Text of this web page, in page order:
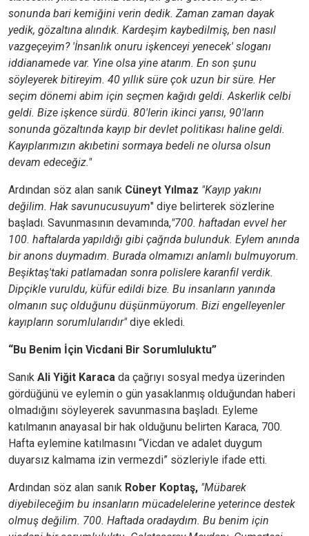
sonunda bari kemiğini verin dedik. Zaman zaman dayak
yedik, gözaltına alındık. Kardeşim kaybedilmiş, ben nasıl
vazgeçeyim? 'İnsanlık onuru işkenceyi yenecek' sloganı
iddianamede var. Yine olsa yine atarım. En son şunu
söyleyerek bitireyim. 40 yıllık süre çok uzun bir süre. Her
seçim dönemi abim için seçmen kağıdı geldi. Askerlik celbi
geldi. Bize işkence sürdü. 80'lerin ikinci yarısı, 90'ların
sonunda gözaltında kayıp bir devlet politikası haline geldi.
Kayıplarımızın akıbetini sormaya bedeli ne olursa olsun
devam edeceğiz."
Ardından söz alan sanık Cüneyt Yılmaz "Kayıp yakını
değilim. Hak savunucusuyum" diye belirterek sözlerine
başladı. Savunmasının devamında,"700. haftadan evvel her
100. haftalarda yapıldığı gibi çağrıda bulunduk. Eylem anında
bir anons duymadım. Burada olmamızı anlamlı bulmuyorum.
Beşiktaş'taki patlamadan sonra polislere karanfil verdik.
Dipçikle vuruldu, küfür edildi bize. Bu insanların yanında
olmanın suç olduğunu düşünmüyorum. Bizi engelleyenler
kayıpların sorumlularıdır"diye ekledi.
“Bu Benim İçin Vicdani Bir Sorumluluktu”
Sanık Ali Yiğit Karaca da çağrıyı sosyal medya üzerinden
gördüğünü ve eylemin o gün yasaklanmış olduğundan haberi
olmadığını söyleyerek savunmasına başladı. Eyleme
katılmanın anayasal bir hak olduğunu belirten Karaca, 700.
Hafta eylemine katılmasını “Vicdan ve adalet duygum
duyarsız kalmama izin vermezdi” sözleriyle ifade etti.
Ardından söz alan sanık Rober Koptaş, "Mübarek
diyebileceğim bu insanların mücadelelerine yeterince destek
olmuş değilim. 700. Haftada oradaydım. Bu benim için